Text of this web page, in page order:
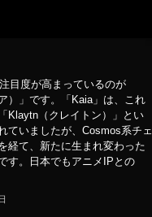
目度が高まっているのが
）」です。「Kaia」は、これ
Klaytn（クレイトン）」とい
ていましたが、Cosmos系チェ
経て、新たに生まれ変わった
す。日本でもアニメIPとの